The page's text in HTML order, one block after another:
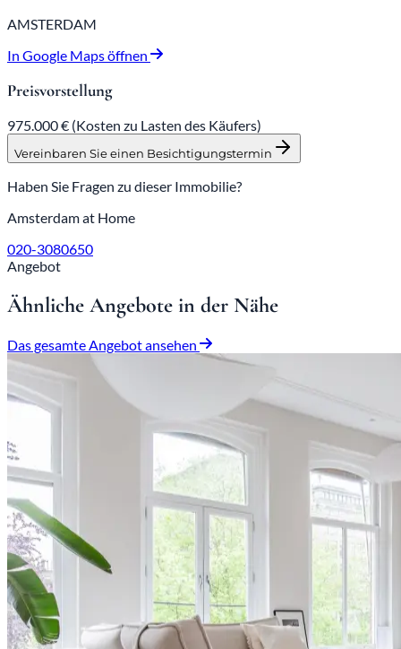
AMSTERDAM
In Google Maps öffnen
Preisvorstellung
975.000 € (Kosten zu Lasten des Käufers)
Vereinbaren Sie einen Besichtigungstermin
Haben Sie Fragen zu dieser Immobilie?
Amsterdam at Home
020-3080650
Angebot
Ähnliche Angebote in der Nähe
Das gesamte Angebot ansehen